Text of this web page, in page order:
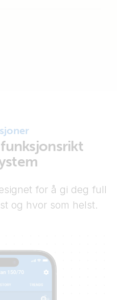
for å gi deg full
og hvor som helst.